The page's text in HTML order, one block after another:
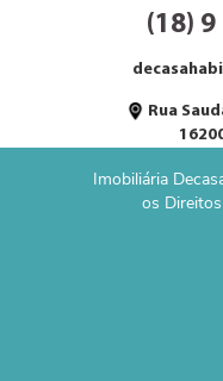
(18)
Rua
Imobiliária
os